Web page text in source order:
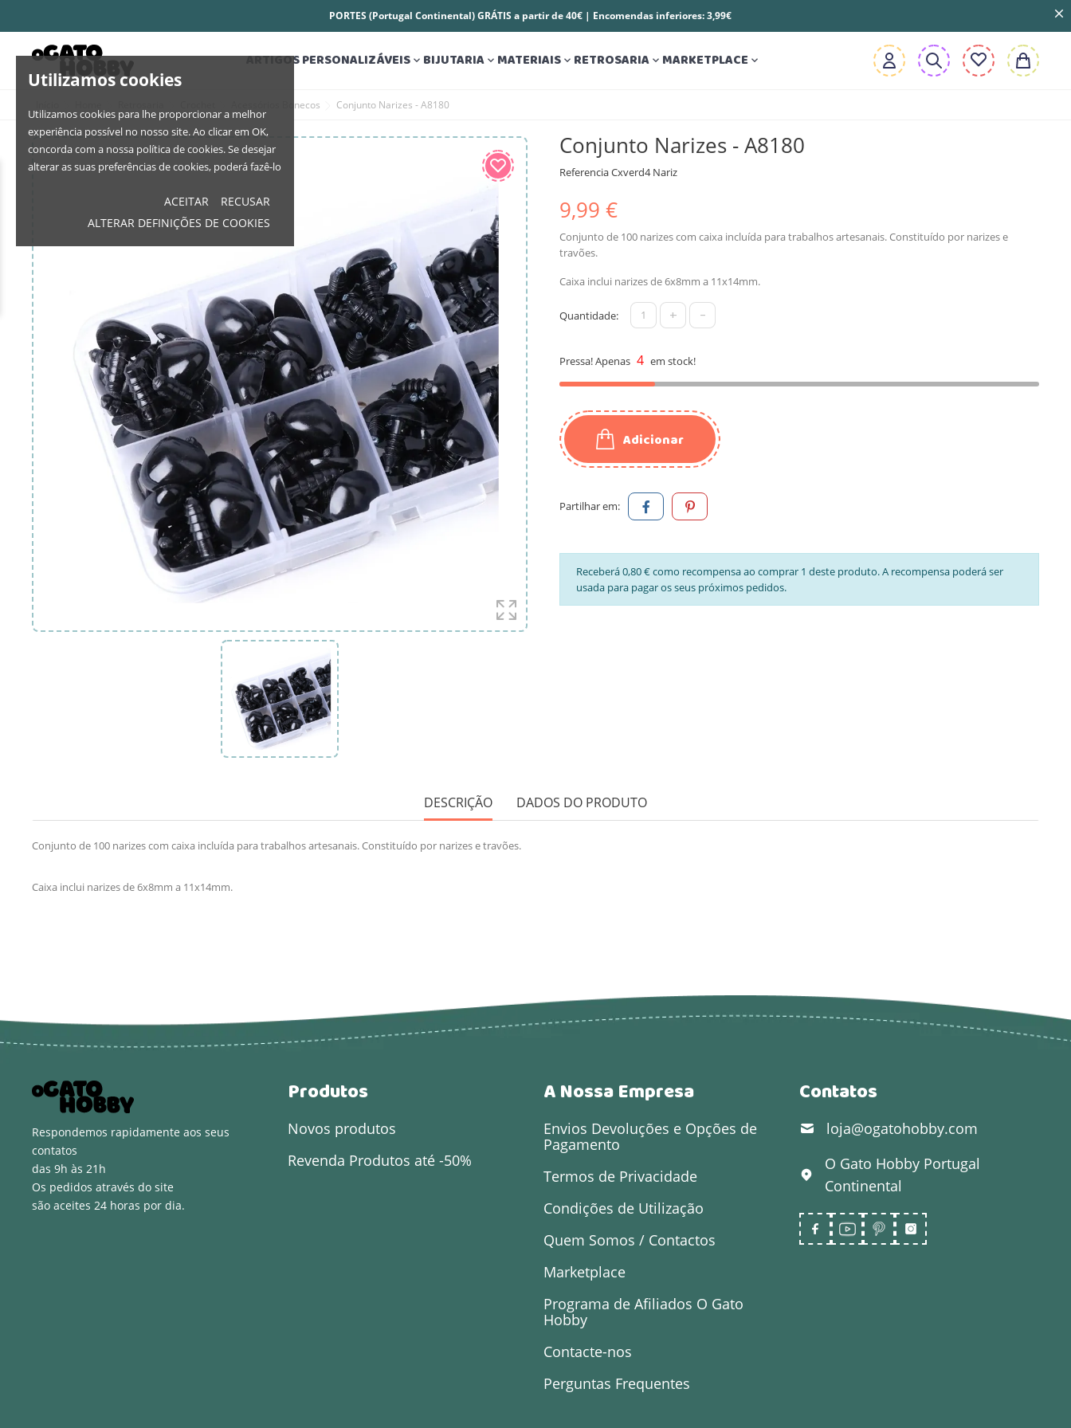
Utilizamos cookies
Utilizamos cookies para lhe proporcionar a melhor
experiência possível no nosso site. Ao clicar em OK,
concorda com a nossa política de cookies. Se desejar
alterar as suas preferências de cookies, poderá fazê-lo
ACEITAR
RECUSAR
ALTERAR DEFINIÇÕES DE COOKIES
PORTES (Portugal Continental) GRÁTIS a partir de 40€ | Encomendas inferiores: 3,99€
ARTIGOS PERSONALIZÁVEIS BIJUTARIA MATERIAIS RETROSARIA MARKETPLACE 
Acessórios Bonecos Conjunto Narizes - A8180
Conjunto Narizes - A8180
ReferenciaCxverd4 Nariz
9,99 €
Conjunto de 100 narizes com caixa incluída para trabalhos artesanais. Constituído por narizes e
travões.
Caixa inclui narizes de 6x8mm a 11x14mm.
Quantidade: + -
Pressa! Apenas 4 em stock!
Adicionar
Partilhar em:
Receberá 0,80 € como recompensa ao comprar 1 deste produto. A recompensa poderá ser
usada para pagar os seus próximos pedidos.
DESCRIÇÃO DADOS DO PRODUTO
Conjunto de 100 narizes com caixa incluída para trabalhos artesanais. Constituído por narizes e travões.
Caixa inclui narizes de 6x8mm a 11x14mm.
Respondemos rapidamente aos seus
contatos
das 9h às 21h
Os pedidos através do site
são aceites 24 horas por dia.
Produtos
Novos produtos
Revenda Produtos até -50%
A Nossa Empresa
Envios Devoluções e Opções de
Pagamento
Termos de Privacidade
Condições de Utilização
Quem Somos / Contactos
Marketplace
Programa de Afiliados O Gato
Hobby
Contacte-nos
Perguntas Frequentes
Contatos
loja@ogatohobby.com
O Gato Hobby Portugal
Continental